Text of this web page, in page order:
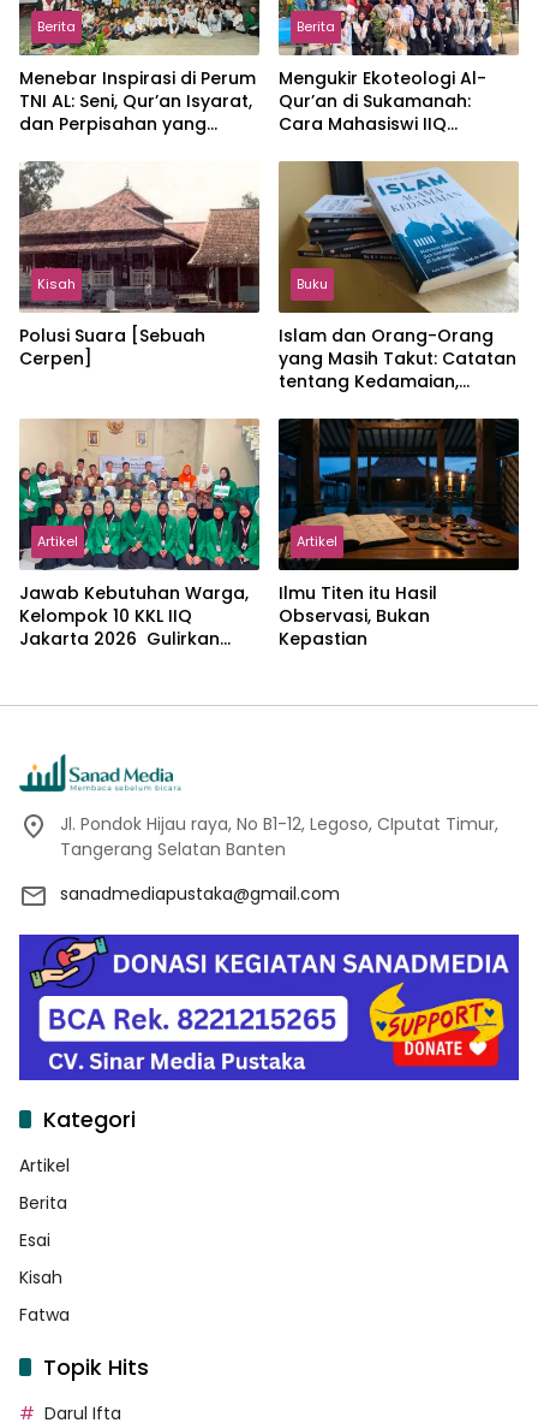
Berita
Menebar Inspirasi di Perum
TNI AL: Seni, Qur’an Isyarat,
dan Perpisahan yang
Berita
Mengukir Ekoteologi Al-
Qur’an di Sukamanah:
Cara Mahasiswi IIQ
Jonggol
Kisah
Polusi Suara [Sebuah
Cerpen]
Buku
Islam dan Orang-Orang
yang Masih Takut: Catatan
tentang Kedamaian,
dalam Pemikiran Masykuri
Abdillah
Artikel
Jawab Kebutuhan Warga,
Kelompok 10 KKL IIQ
Jakarta 2026 Gulirkan
Artikel
Ilmu Titen itu Hasil
Observasi, Bukan
Kepastian
Jl. Pondok Hijau raya, No B1-12, Legoso, CIputat Timur,
Tangerang Selatan Banten
sanadmediapustaka@gmail.com
Kategori
Artikel
Berita
Esai
Kisah
Fatwa
Topik Hits
Darul Ifta